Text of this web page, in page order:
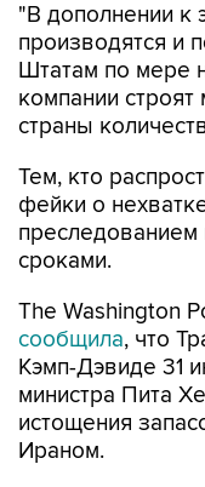
"В дополнении к
производятся и
Штатам по мере
компании
страны
Тем, кто
фейки о
сроками.
The Washington
сообщила, что
Кэмп-Дэвиде 31
министра Пита
истощения
Ираном.